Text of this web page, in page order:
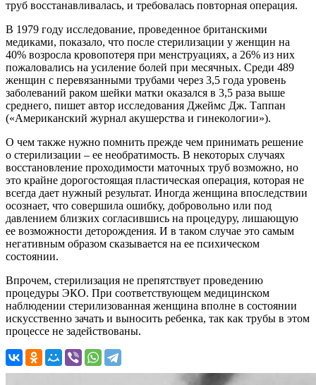
труб восстанавливалась, и требовалась повторная операция.
В 1979 году исследование, проведенное британскими
медиками, показало, что после стерилизации у женщин на
40% возросла кровопотеря при менструациях, а 26% из них
пожаловались на усиление болей при месячных. Среди 489
женщин с перевязанными трубами через 3,5 года уровень
заболеваний раком шейки матки оказался в 3,5 раза выше
среднего, пишет автор исследования Джеймс Дж. Таппан
(«Американский журнал акушерства и гинекологии»).
О чем также нужно помнить прежде чем принимать решение
о стерилизации – ее необратимость. В некоторых случаях
восстановление проходимости маточных труб возможно, но
это крайне дорогостоящая пластическая операция, которая не
всегда дает нужный результат. Иногда женщина впоследствии
осознает, что совершила ошибку, добровольно или под
давлением близких согласившись на процедуру, лишающую
ее возможности деторождения. И в таком случае это самым
негативным образом сказывается на ее психическом
состоянии.
Впрочем, стерилизация не препятствует проведению
процедуры ЭКО. При соответствующем медицинском
наблюдении стерилизованная женщина вполне в состоянии
искусственно зачать и выносить ребенка, так как трубы в этом
процессе не задействованы.